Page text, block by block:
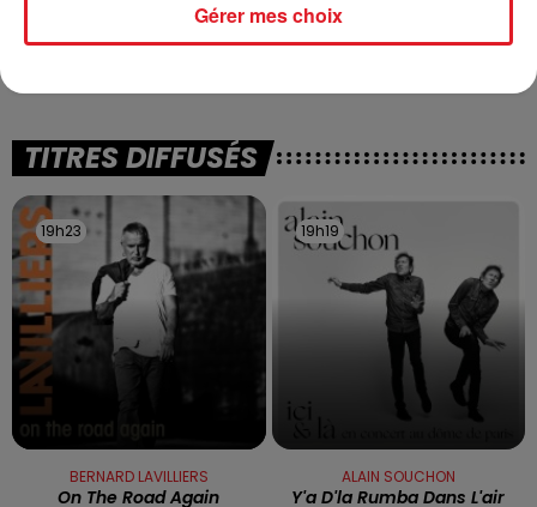
WINGLES: UN JEUNE PERD LA VIE, NOYÉ À
LA BASE DE LOISIRS
TITRES DIFFUSÉS
19h23
19h23
BERNARD LAVILLIERS
On The Road Again
19h19
19h19
ALAIN SOUCHON
Y'a D'la Rumba Dans L'air
Gérer mes choix